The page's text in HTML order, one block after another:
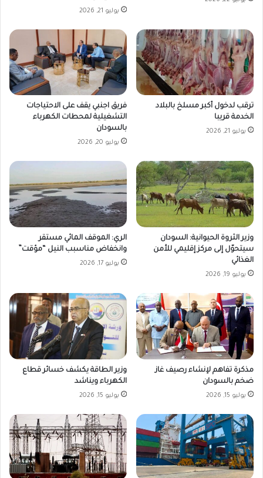
يوليو 21, 2026
ترقب لدخول أكبر مسلخ بالبلاد
الخدمة قريبا
يوليو 21, 2026
فريق اجنبي يقف على الاحتياجات
التشغيلية لمحطات الكهرباء
بالسودان
يوليو 20, 2026
وزير الثروة الحيوانية: السودان
سيتحوّل إلى مركز إقليمي للأمن
الغذائي
يوليو 19, 2026
الري: الموقف المائي مستقر
وانخفاض مناسبب النيل “مؤقت”
يوليو 17, 2026
مذكرة تفاهم لإنشاء رصيف غاز
ضخم بالسودان
يوليو 15, 2026
وزير الطاقة يكشف خسائر قطاع
الكهرباء ويناشد
يوليو 15, 2026